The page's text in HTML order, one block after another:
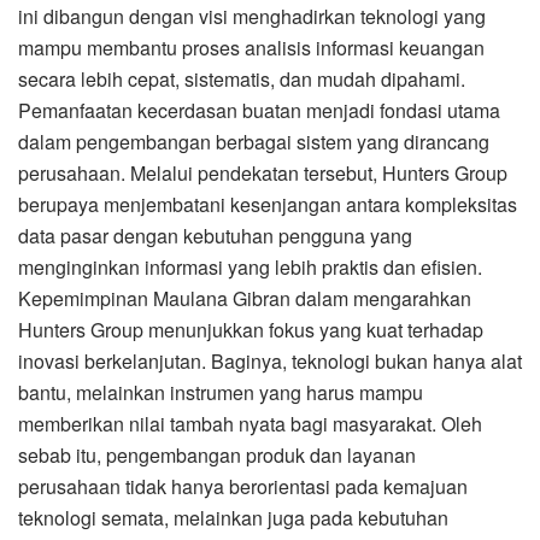
ini dibangun dengan visi menghadirkan teknologi yang
mampu membantu proses analisis informasi keuangan
secara lebih cepat, sistematis, dan mudah dipahami.
Pemanfaatan kecerdasan buatan menjadi fondasi utama
dalam pengembangan berbagai sistem yang dirancang
perusahaan. Melalui pendekatan tersebut, Hunters Group
berupaya menjembatani kesenjangan antara kompleksitas
data pasar dengan kebutuhan pengguna yang
menginginkan informasi yang lebih praktis dan efisien.
Kepemimpinan Maulana Gibran dalam mengarahkan
Hunters Group menunjukkan fokus yang kuat terhadap
inovasi berkelanjutan. Baginya, teknologi bukan hanya alat
bantu, melainkan instrumen yang harus mampu
memberikan nilai tambah nyata bagi masyarakat. Oleh
sebab itu, pengembangan produk dan layanan
perusahaan tidak hanya berorientasi pada kemajuan
teknologi semata, melainkan juga pada kebutuhan